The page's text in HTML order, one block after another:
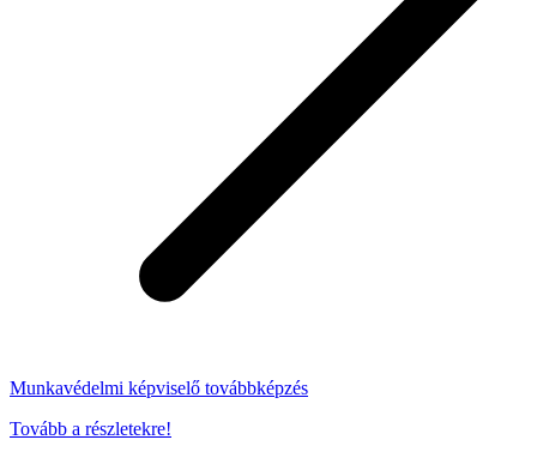
Munkavédelmi képviselő továbbképzés
Tovább a részletekre!